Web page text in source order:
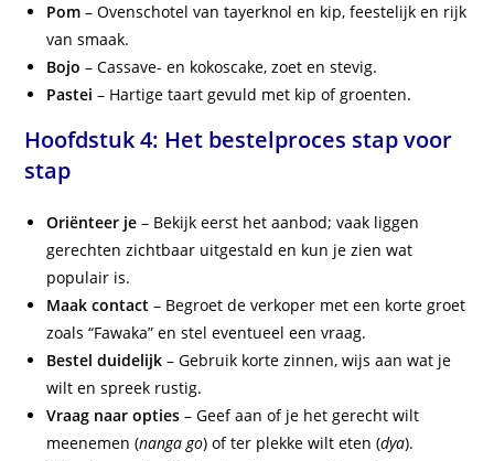
Pom – Ovenschotel van tayerknol en kip, feestelijk en rijk
van smaak.
Bojo – Cassave- en kokoscake, zoet en stevig.
Pastei – Hartige taart gevuld met kip of groenten.
Hoofdstuk 4: Het bestelproces stap voor
stap
Oriënteer je – Bekijk eerst het aanbod; vaak liggen
gerechten zichtbaar uitgestald en kun je zien wat
populair is.
Maak contact – Begroet de verkoper met een korte groet
zoals “Fawaka” en stel eventueel een vraag.
Bestel duidelijk – Gebruik korte zinnen, wijs aan wat je
wilt en spreek rustig.
Vraag naar opties – Geef aan of je het gerecht wilt
meenemen (nanga go) of ter plekke wilt eten (dya).